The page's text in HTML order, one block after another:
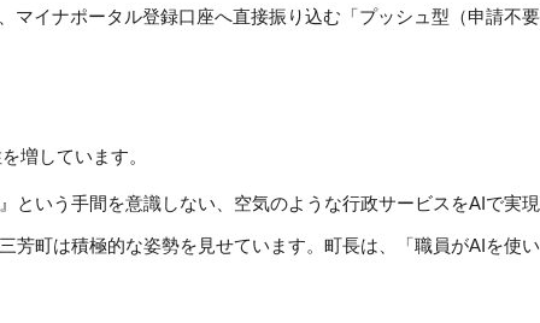
イナポータル登録口座へ直接振り込む「プッシュ型（申請不
増しています。
いう手間を意識しない、空気のような行政サービスをAIで
町は積極的な姿勢を見せています。町長は、「職員がAIを